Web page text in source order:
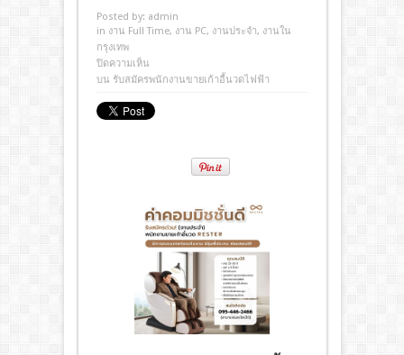
Posted by: admin
in งาน Full Time, งาน PC, งานประจํา, งานใน
กรุงเทพ
ปิดความเห็น
บน รับสมัครพนักงานขายเก้าอี้นวดไฟฟ้า